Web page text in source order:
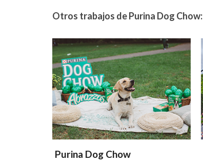
Otros trabajos de Purina Dog Chow:
Purina Dog Chow